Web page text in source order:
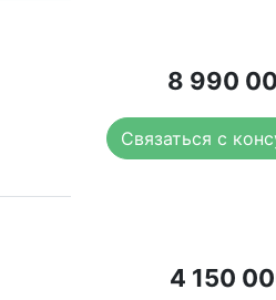
8 990
Связаться с
4 150